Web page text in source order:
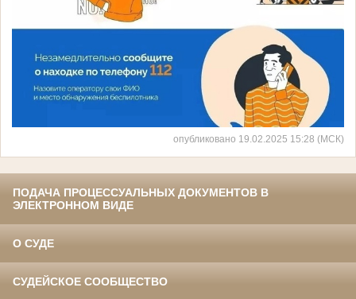
опубликовано 19.02.2025 15:28 (МСК)
ПОДАЧА ПРОЦЕССУАЛЬНЫХ ДОКУМЕНТОВ В
ЭЛЕКТРОННОМ ВИДЕ
О СУДЕ
СУДЕЙСКОЕ СООБЩЕСТВО